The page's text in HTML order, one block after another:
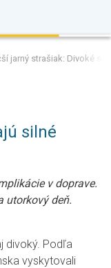
jarný strašiak: Divoké
silné
v doprave.
utorkový deň.
divoký. Podľa
vyskytovali